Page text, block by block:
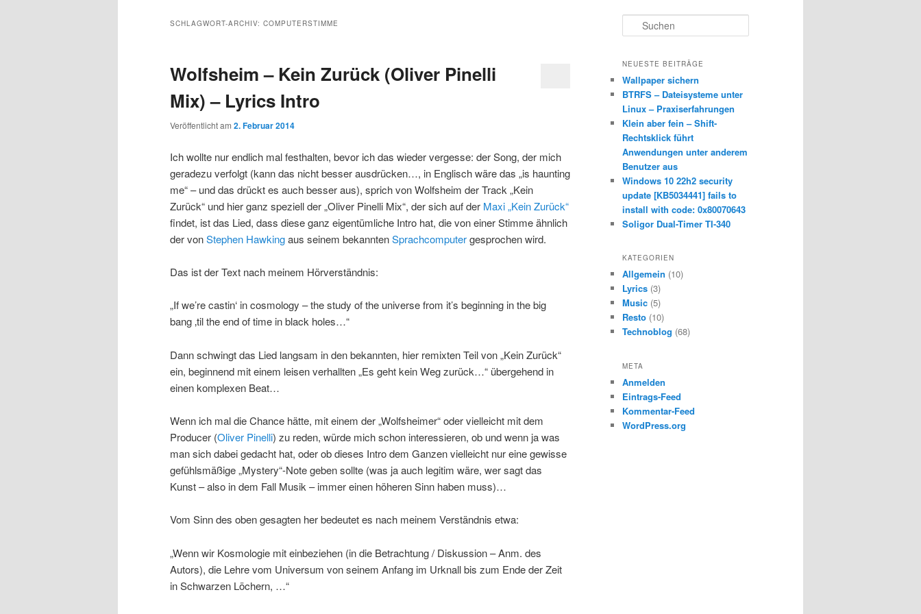
SCHLAGWORT-ARCHIV: COMPUTERSTIMME
Wolfsheim – Kein Zurück (Oliver Pinelli
Mix) – Lyrics Intro
Veröffentlicht am 2. Februar 2014
Ich wollte nur endlich mal festhalten, bevor ich das wieder vergesse: der Song, der mich
geradezu verfolgt (kann das nicht besser ausdrücken…, in Englisch wäre das „is haunting
me“ – und das drückt es auch besser aus), sprich von Wolfsheim der Track „Kein
Zurück“ und hier ganz speziell der „Oliver Pinelli Mix“, der sich auf der Maxi „Kein Zurück“
findet, ist das Lied, dass diese ganz eigentümliche Intro hat, die von einer Stimme ähnlich
der vonStephen Hawkingaus seinem bekanntenSprachcomputergesprochen wird.
Das ist der Text nach meinem Hörverständnis:
„If we’re castin‘ in cosmology – the study of the universe from it’s beginning in the big
bang ‚til the end of time in black holes…“
Dann schwingt das Lied langsam in den bekannten, hier remixten Teil von „Kein Zurück“
ein, beginnend mit einem leisen verhallten „Es geht kein Weg zurück…“ übergehend in
einen komplexen Beat…
Wenn ich mal die Chance hätte, mit einem der „Wolfsheimer“ oder vielleicht mit dem
Producer (Oliver Pinelli) zu reden, würde mich schon interessieren, ob und wenn ja was
man sich dabei gedacht hat, oder ob dieses Intro dem Ganzen vielleicht nur eine gewisse
gefühlsmäßige „Mystery“-Note geben sollte (was ja auch legitim wäre, wer sagt das
Kunst – also in dem Fall Musik – immer einen höheren Sinn haben muss)…
Vom Sinn des oben gesagten her bedeutet es nach meinem Verständnis etwa:
„Wenn wir Kosmologie mit einbeziehen (in die Betrachtung / Diskussion – Anm. des
Autors), die Lehre vom Universum von seinem Anfang im Urknall bis zum Ende der Zeit
in Schwarzen Löchern, …“
u
h
n
NEUESTE BEITRÄGE
Wallpaper sichern
BTRFS – Dateisysteme unter
Linux – Praxiserfahrungen
Klein aber fein – Shift-
Rechtsklick führt
Anwendungen unter anderem
Benutzer aus
Windows 10 22h2 security
update [KB5034441] fails to
install with code: 0x80070643
Soligor Dual-Timer TI-340
KATEGORIEN
Allgemein (10)
Lyrics (3)
Music (5)
Resto (10)
Technoblog (68)
META
Anmelden
Eintrags-Feed
Kommentar-Feed
WordPress.org